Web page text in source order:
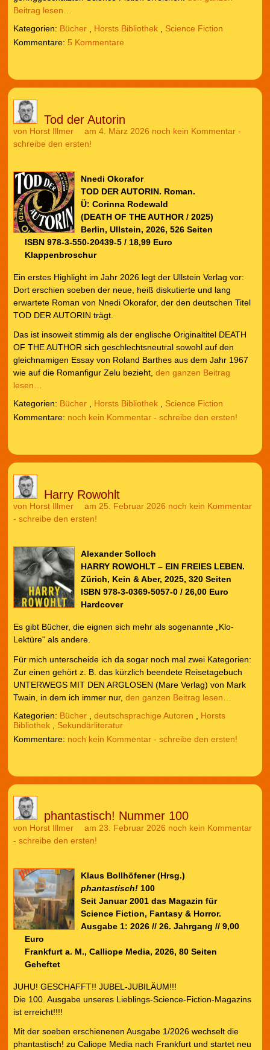
Beitrag lesen…
Kategorien: Bücher, Horsts Bibliothek, Science Fiction
5 Kommentare
Tod der Autorin
von Horst Illmer am 4. März 2026 noch kein Kommentar -
schreibe den ersten!
Nnedi Okorafor
TOD DER AUTORIN. Roman.
Ü: Corinna Rodewald
(DEATH OF THE AUTHOR / 2025)
Berlin, Ullstein, 2026, 526 Seiten
ISBN 978-3-550-20439-5 / 18,99 Euro
Klappenbroschur
Ein erstes Highlight im Jahr 2026 legt der Ullstein Verlag vor:
Dort erschien soeben der neue, heiß diskutierte und lang
erwartete Roman von Nnedi Okorafor, der den deutschen Titel
TOD DER AUTORIN trägt.
Das ist insoweit stimmig als der englische Originaltitel DEATH
OF THE AUTHOR sich geschlechtsneutral sowohl auf den
gleichnamigen Essay von Roland Barthes aus dem Jahr 1967
wie auf die Romanfigur Zelu bezieht, den ganzen Beitrag
lesen…
Kategorien: Bücher, Horsts Bibliothek, Science Fiction
noch kein Kommentar - schreibe den ersten!
Harry Rowohlt
von Horst Illmer am 25. Februar 2026 noch kein Kommentar
- schreibe den ersten!
Alexander Solloch
HARRY ROWOHLT – EIN FREIES LEBEN.
Zürich, Kein & Aber, 2025, 320 Seiten
ISBN 978-3-0369-5057-0 / 26,00 Euro
Hardcover
Es gibt Bücher, die eignen sich mehr als sogenannte „Klo-
Lektüre“ als andere.
Für mich unterscheide ich da sogar noch mal zwei Kategorien:
Zur einen gehört z. B. das kürzlich beendete Reisetagebuch
UNTERWEGS MIT DEN ARGLOSEN (Mare Verlag) von Mark
Twain, in dem ich immer nur, den ganzen Beitrag lesen…
Kategorien: Bücher, deutschsprachige Autoren
Horsts
Bibliothek, Sekundärliteratur
noch kein Kommentar - schreibe den ersten!
phantastisch! Nummer 100
von Horst Illmer am 23. Februar 2026 noch kein Kommentar
- schreibe den ersten!
Klaus Bollhöfener (Hrsg.)
phantastisch!100
Seit Januar 2001 das Magazin für
Science Fiction, Fantasy & Horror.
Ausgabe 1: 2026 // 26. Jahrgang // 9,00
Euro
Frankfurt a. M., Calliope Media, 2026, 80 Seiten
Geheftet
JUHU! GESCHAFFT!! JUBEL-JUBILÄUM!!!
Die 100. Ausgabe unseres Lieblings-Science-Fiction-Magazins
ist erreicht!!!!
Mit der soeben erschienenen Ausgabe 1/2026 wechselt die
phantastisch! zu Caliope Media nach Frankfurt und startet neu